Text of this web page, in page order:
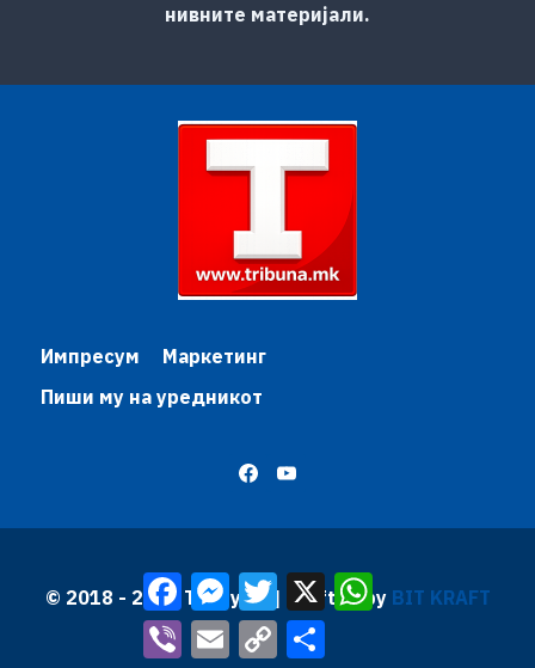
нивните материјали.
Импресум
Маркетинг
Пиши му на уредникот
© 2018 - 2026 Трибуна | Krafted by BIT KRAFT
FacebookMessenger
TwitterX
Viber
Email Copy
Link